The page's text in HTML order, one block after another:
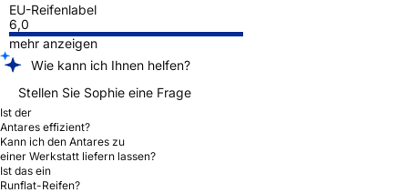
EU-Reifenlabel
6,0
mehr anzeigen
Wie kann ich Ihnen helfen?
Stellen Sie Sophie eine Frage
Ist der
Antares effizient?
Kann ich den Antares zu
einer Werkstatt liefern lassen?
Ist das ein
Runflat-Reifen?